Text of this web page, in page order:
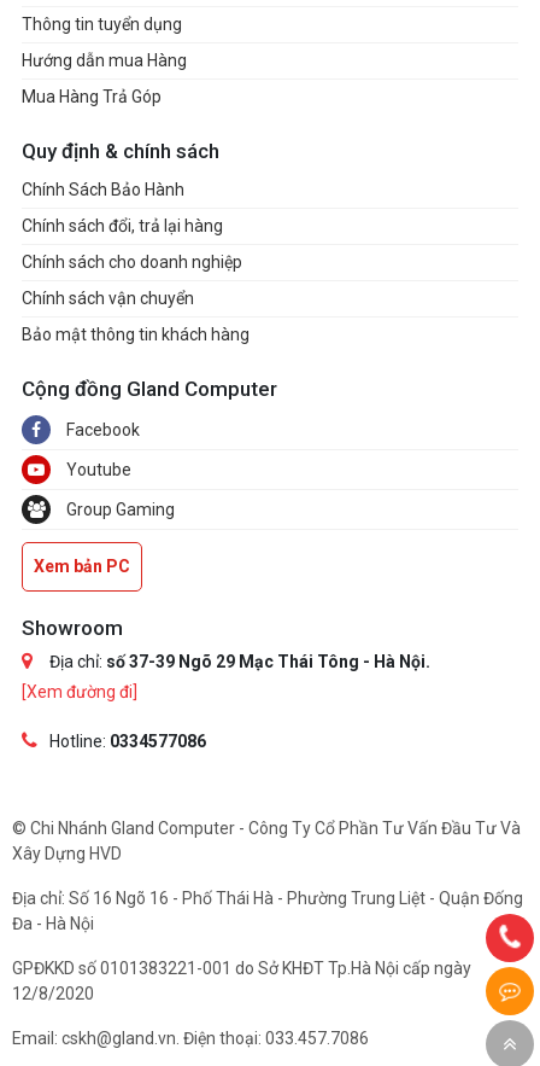
Thông tin tuyển dụng
Hướng dẫn mua Hàng
Mua Hàng Trả Góp
Quy định & chính sách
Chính Sách Bảo Hành
Chính sách đổi, trả lại hàng
Chính sách cho doanh nghiệp
Chính sách vận chuyển
Bảo mật thông tin khách hàng
Cộng đồng Gland Computer
Facebook
Youtube
Group Gaming
Xem bản PC
Showroom
Địa chỉ: số 37-39 Ngõ 29 Mạc Thái Tông - Hà Nội.
[Xem đường đi]
Hotline: 0334577086
© Chi Nhánh Gland Computer - Công Ty Cổ Phần Tư Vấn Đầu Tư Và
Xây Dựng HVD
Địa chỉ: Số 16 Ngõ 16 - Phố Thái Hà - Phường Trung Liệt - Quận Đống
Đa - Hà Nội
GPĐKKD số 0101383221-001 do Sở KHĐT Tp.Hà Nội cấp ngày
12/8/2020
Email: cskh@gland.vn. Điện thoại: 033.457.7086